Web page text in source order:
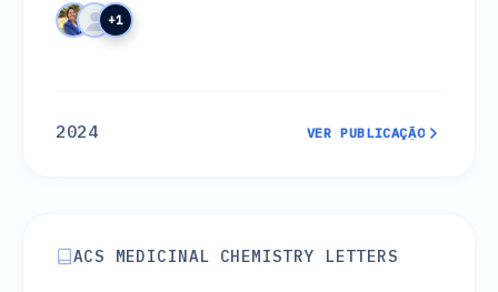
+1
2024
VER PUBLICAÇÃO
ACS MEDICINAL CHEMISTRY LETTERS